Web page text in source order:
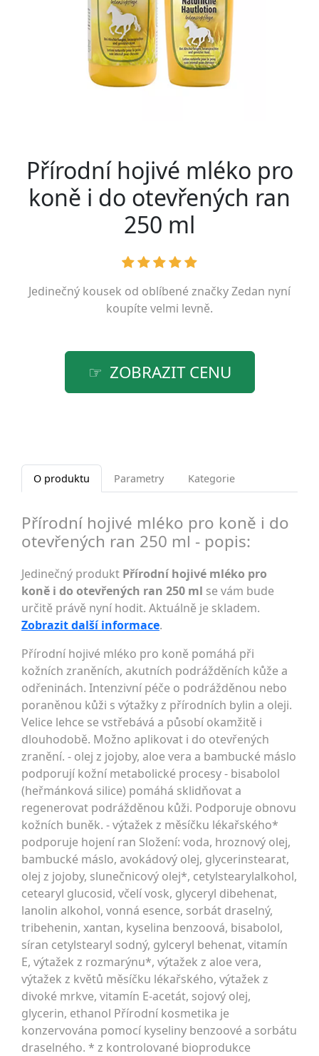
Přírodní hojivé mléko pro
koně i do otevřených ran
250 ml
Jedinečný kousek od oblíbené značkyZedan nyní
koupíte velmi levně.
ZOBRAZIT CENU
O produktu Parametry Kategorie
Přírodní hojivé mléko pro koně i do
otevřených ran 250 ml - popis:
Jedinečný produkt Přírodní hojivé mléko pro
koně i do otevřených ran 250 ml se vám bude
určitě právě nyní hodit. Aktuálně je skladem.
Zobrazit další informace.
Přírodní hojivé mléko pro koně pomáhá při
kožních zraněních, akutních podrážděních kůže a
odřeninách. Intenzivní péče o podrážděnou nebo
poraněnou kůži s výtažky z přírodních bylin a oleji.
Velice lehce se vstřebává a působí okamžitě i
dlouhodobě. Možno aplikovat i do otevřených
zranění. - olej z jojoby, aloe vera a bambucké máslo
podporují kožní metabolické procesy - bisabolol
(heřmánková silice) pomáhá sklidňovat a
regenerovat podrážděnou kůži. Podporuje obnovu
kožních buněk. - výtažek z měsíčku lékařského*
podporuje hojení ran Složení: voda, hroznový olej,
bambucké máslo, avokádový olej, glycerinstearat,
olej z jojoby, slunečnicový olej*, cetylstearylalkohol,
cetearyl glucosid, včelí vosk, glyceryl dibehenat,
lanolin alkohol, vonná esence, sorbát draselný,
tribehenin, xantan, kyselina benzoová, bisabolol,
síran cetylstearyl sodný, gylceryl behenat, vitamín
E, výtažek z rozmarýnu*, výtažek z aloe vera,
výtažek z květů měsíčku lékařského, výtažek z
divoké mrkve, vitamín E-acetát, sojový olej,
glycerin, ethanol Přírodní kosmetika je
konzervována pomocí kyseliny benzoové a sorbátu
draselného. * z kontrolované bioprodukce